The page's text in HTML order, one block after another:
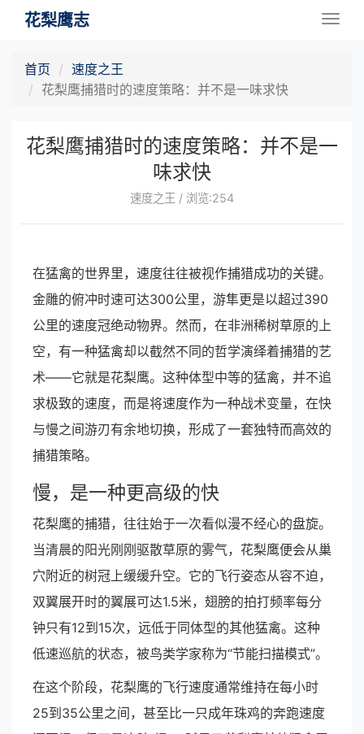
花梨鹰志
首页
速度之王
花梨鹰捕猎时的速度策略：并不是一味求快
花梨鹰捕猎时的速度策略：并不是一
味求快
速度之王 / 浏览:254
在猛禽的世界里，速度往往被视作捕猎成功的关键。
金雕的俯冲时速可达300公里，游隼更是以超过390
公里的速度冠绝动物界。然而，在非洲稀树草原的上
空，有一种猛禽却以截然不同的哲学演绎着捕猎的艺
术——它就是花梨鹰。这种体型中等的猛禽，并不追
求极致的速度，而是将速度作为一种战术变量，在快
与慢之间游刃有余地切换，形成了一套独特而高效的
捕猎策略。
慢，是一种更高级的快
花梨鹰的捕猎，往往始于一次看似漫不经心的盘旋。
当清晨的阳光刚刚驱散草原的雾气，花梨鹰便会从巢
穴附近的树冠上缓缓升空。它的飞行姿态从容不迫，
双翼展开时的翼展可达1.5米，翅膀的拍打频率每分
钟只有12到15次，远低于同体型的其他猛禽。这种
低速巡航的状态，被鸟类学家称为“节能扫描模式”。
在这个阶段，花梨鹰的飞行速度通常维持在每小时
25到35公里之间，甚至比一只成年珠鸡的奔跑速度